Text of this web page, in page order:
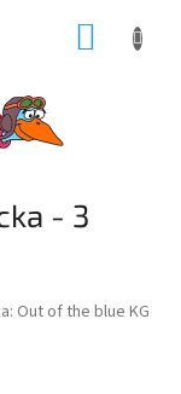
- 3
Out of the blue KG